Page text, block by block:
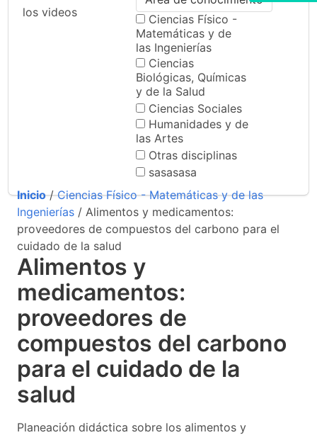
los videos
Ciencias Físico -
Matemáticas y de
las Ingenierías
Ciencias
Biológicas, Químicas
y de la Salud
Ciencias Sociales
Humanidades y de
las Artes
Otras disciplinas
sasasasa
Inicio/Ciencias Físico - Matemáticas y de las
Ingenierías / Alimentos y medicamentos:
proveedores de compuestos del carbono para el
cuidado de la salud
Alimentos y
medicamentos:
proveedores de
compuestos del carbono
para el cuidado de la
salud
Planeación didáctica sobre los alimentos y